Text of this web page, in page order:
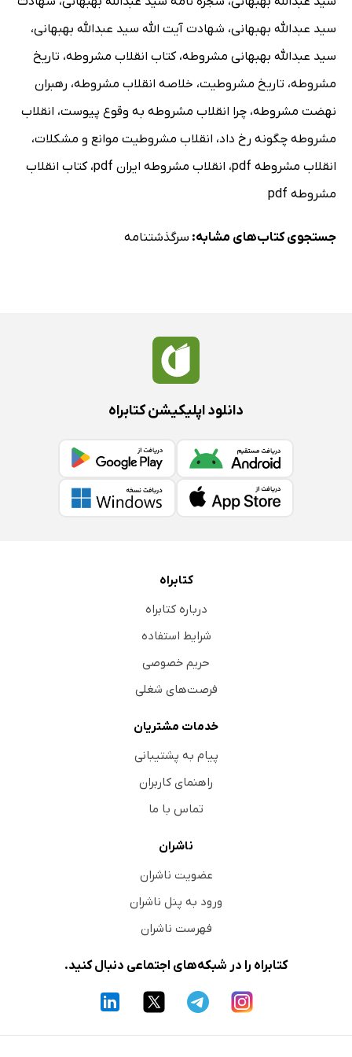
سید عبدالله بهبهانی، شهادت آیت الله سید عبدالله بهبهانی،
سید عبدالله بهبهانی مشروطه،کتاب انقلاب مشروطه، تاریخ
مشروطه، تاریخ مشروطیت، خلاصه انقلاب مشروطه، رهبران
نهضت مشروطه، چرا انقلاب مشروطه به وقوع پیوست، انقلاب
مشروطه چگونه رخ داد، انقلاب مشروطیت موانع و مشکلات،
انقلاب مشروطه pdf
، انقلاب مشروطه ایران pdf ،کتاب انقلاب
مشروطه pdf
جستجوی کتاب‌های مشابه: سرگذشتنامه
دانلود اپلیکیشن کتابراه
کتابراه
درباره کتابراه
شرایط استفاده
حریم خصوصی
فرصت‌های شغلی
خدمات مشتریان
پیام به پشتیبانی
راهنمای کاربران
تماس با ما
ناشران
عضویت ناشران
ورود به پنل ناشران
فهرست ناشران
کتابراه را در شبکه‌های اجتماعی دنبال کنید.